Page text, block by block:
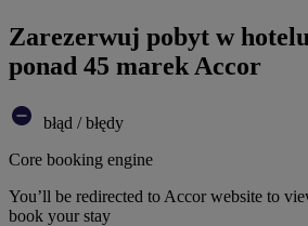
Zarezerwuj pobyt w
ponad 45 marek Accor
błąd / błędy
Core booking engine
You’ll be redirected to Accor website to
book your stay